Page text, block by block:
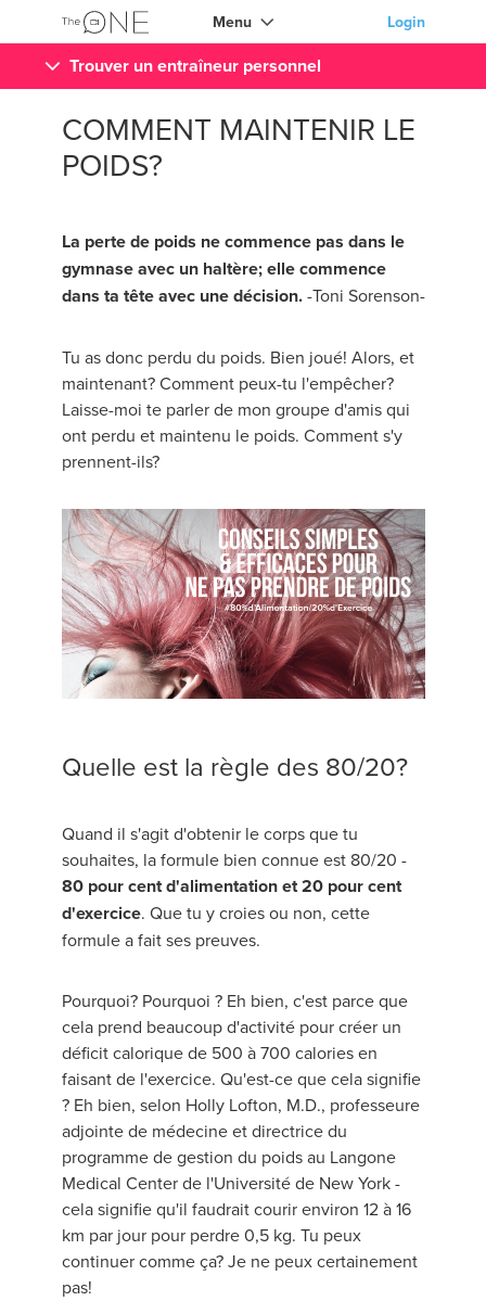
Menu Login
Trouver un entraîneur personnel
COMMENT MAINTENIR LE
POIDS?
La perte de poids ne commence pas dans le
gymnase avec un haltère; elle commence
dans ta tête avec une décision.-Toni Sorenson-
Tu as donc perdu du poids. Bien joué! Alors, et
maintenant? Comment peux-tu l'empêcher?
Laisse-moi te parler de mon groupe d'amis qui
ont perdu et maintenu le poids. Comment s'y
prennent-ils?
Quelle est la règle des 80/20?
Quand il s'agit d'obtenir le corps que tu
souhaites, la formule bien connue est 80/20 -
80 pour cent d'alimentation et 20 pour cent
d'exercice. Que tu y croies ou non, cette
formule a fait ses preuves.
Pourquoi? Pourquoi ? Eh bien, c'est parce que
cela prend beaucoup d'activité pour créer un
déficit calorique de 500 à 700 calories en
faisant de l'exercice. Qu'est-ce que cela signifie
? Eh bien, selon Holly Lofton, M.D., professeure
adjointe de médecine et directrice du
programme de gestion du poids au Langone
Medical Center de l'Université de New York -
cela signifie qu'il faudrait courir environ 12 à 16
km par jour pour perdre 0,5 kg. Tu peux
continuer comme ça? Je ne peux certainement
pas!